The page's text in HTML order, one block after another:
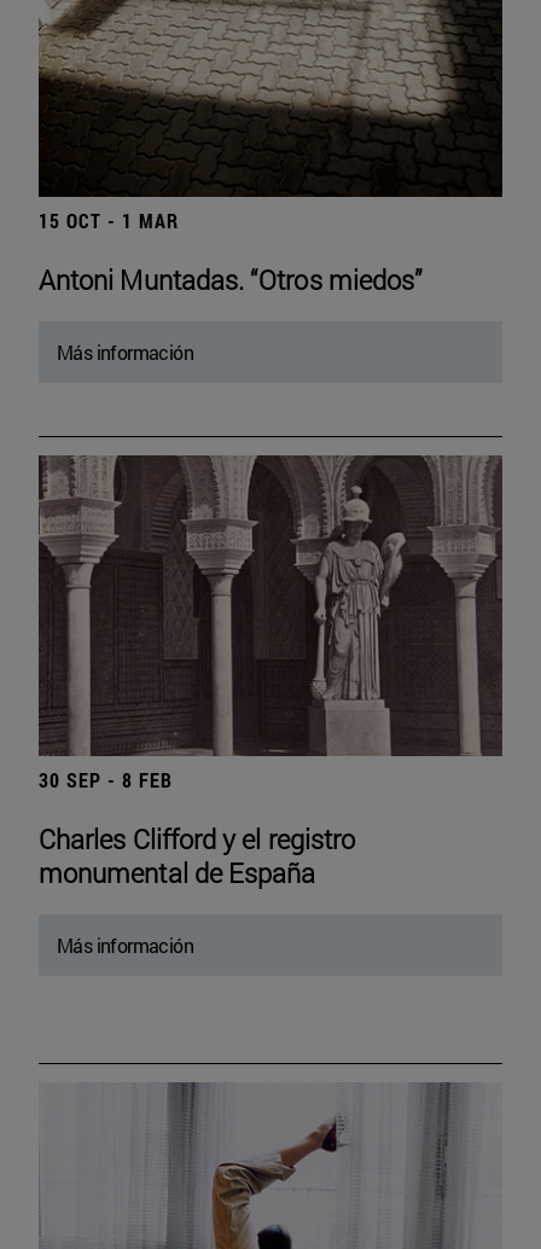
15 OCT - 1 MAR
Antoni Muntadas. “Otros miedos”
Más información
30 SEP - 8 FEB
Charles Clifford y el registro
monumental de España
Más información